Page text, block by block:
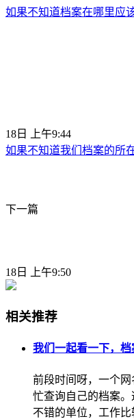
如果不知道档案在哪里应
18日 上午9:44
如果不知道我们档案的所
下一篇
18日 上午9:50
相关推荐
我们一起看一下，档
前段时间呀，一个
忙查询自己的档案
不错的单位，工作